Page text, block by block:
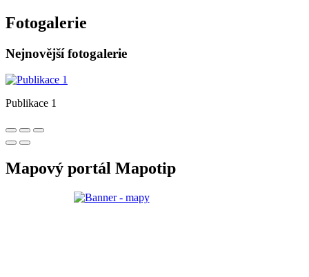
Fotogalerie
Nejnovější fotogalerie
Publikace 1
Mapový portál Mapotip